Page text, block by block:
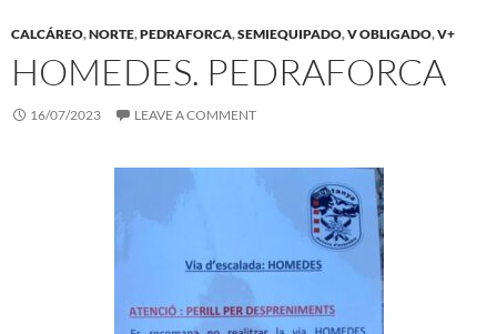
CALCÁREO,NORTE,PEDRAFORCA,SEMIEQUIPADO,V OBLIGADO,V+
HOMEDES. PEDRAFORCA
16/07/2023 LEAVE A COMMENT